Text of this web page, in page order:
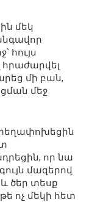
մեկ
հույս
հրաժարվել
մի բան,
մեջ
որ նա
մազերով
ծեր տեսք
ոչ մեկի հետ